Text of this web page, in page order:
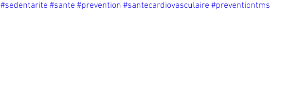
#sedentarite #sante #prevention #santecardiovasculaire #preventiontms